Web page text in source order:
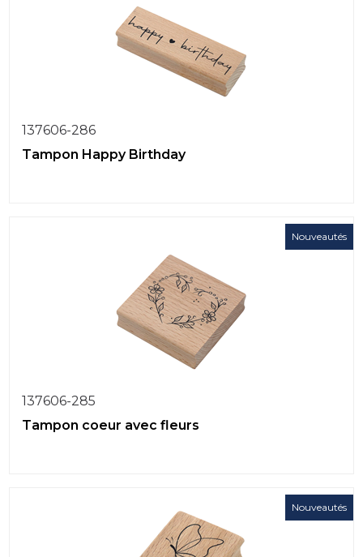
137606-286
Tampon Happy Birthday
Nouveautés
137606-285
Tampon coeur avec fleurs
Nouveautés